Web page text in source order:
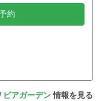
約
ビアガーデン情報を見る